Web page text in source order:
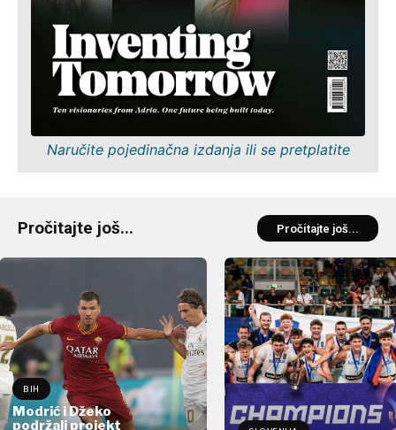
Naručite pojedinačna izdanja ili se pretplatite
Pročitajte još... Pročitajte još...
BIH
Modrić i Džeko
podržali projekt